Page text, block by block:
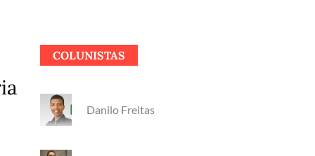
COLUNISTAS
Danilo Freitas